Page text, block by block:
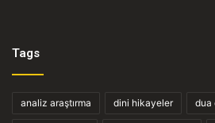
Tags
analiz araştırma dini hikayeler dua